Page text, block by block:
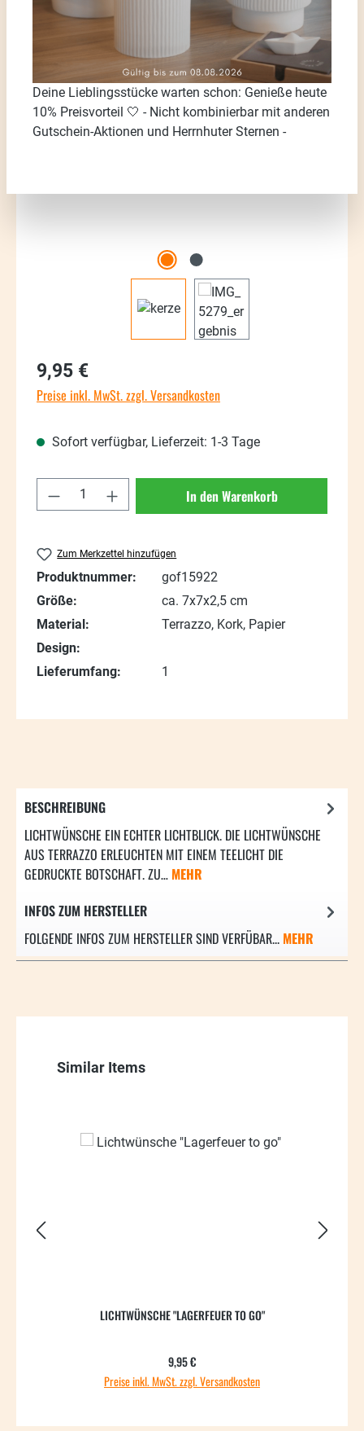
Bildergalerie überspringen
Regulärer Preis:
9,95 €
Preise inkl. MwSt. zzgl. Versandkosten
Sofort verfügbar, Lieferzeit: 1-3 Tage
Produkt Anzahl: Gib den gewünschten
In den Warenkorb
Zum Merkzettel hinzufügen
Produktnummer:
gof15922
Größe:
ca. 7x7x2,5 cm
Material:
Terrazzo, Kork, Papier
Design:
Lieferumfang:
1
BESCHREIBUNG
LICHTWÜNSCHE EIN ECHTER LICHTBLICK. DIE LICHTWÜNSCHE
AUS TERRAZZO ERLEUCHTEN MIT EINEM TEELICHT DIE
GEDRUCKTE BOTSCHAFT. ZU… MEHR
INFOS ZUM HERSTELLER
FOLGENDE INFOS ZUM HERSTELLER SIND VERFÜBAR... MEHR
Produktgalerie überspringen
Similar Items
LICHTWÜNSCHE "LAGERFEUER TO GO"
Regulärer Preis:
9,95 €
Preise inkl. MwSt. zzgl. Versandkosten
Deine Lieblingsstücke warten schon: Genieße heute
10% Preisvorteil 🤍 - Nicht kombinierbar mit anderen
Gutschein-Aktionen und Herrnhuter Sternen -